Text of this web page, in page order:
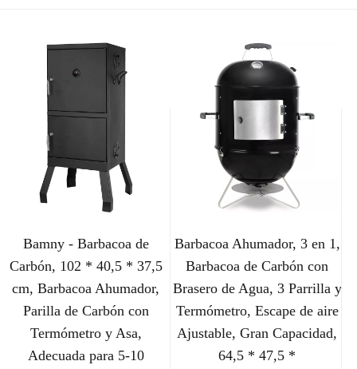
Bamny - Barbacoa de
Carbón, 102 * 40,5 * 37,5
cm, Barbacoa Ahumador,
Parilla de Carbón con
Termómetro y Asa,
Adecuada para 5-10
Barbacoa Ahumador, 3 en 1,
Barbacoa de Carbón con
Brasero de Agua, 3 Parrilla y
Termómetro, Escape de aire
Ajustable, Gran Capacidad,
64,5 * 47,5 *